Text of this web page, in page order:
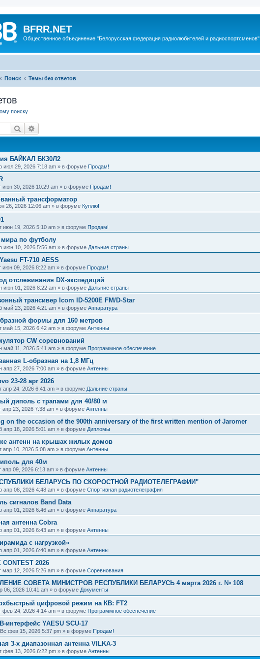
BFRR.NET
Общественное объединение "Белорусская федерация радиолюбителей и радиоспортсменов"
Поиск Темы без ответов
поиску
Поиск
БАЙКАЛ БК30Л2
июл 29, 2026 7:18 am » в форуме Продам!
июн 30, 2026 10:29 am » в форуме Продам!
трансформатор
26, 2026 12:06 am » в форуме Куплю!
июн 19, 2026 5:10 am » в форуме Продам!
по футболу
июн 10, 2026 5:56 am » в форуме Дальние страны
FT-710 AESS
июн 09, 2026 8:22 am » в форуме Продам!
отслеживания DX-экспедиций
июн 01, 2026 8:22 am » в форуме Дальние страны
трансивер Icom ID-5200E FM/D-Star
май 23, 2026 4:21 am » в форуме Аппаратура
формы для 160 метров
май 15, 2026 6:42 am » в форуме Антенны
CW соревнований
май 11, 2026 5:41 am » в форуме Программное обеспечение
L-образная на 1,8 МГц
апр 27, 2026 7:00 am » в форуме Антенны
23-28 apr 2026
апр 24, 2026 6:41 am » в форуме Дальние страны
диполь с трапами для 40/80 м
апр 23, 2026 7:38 am » в форуме Антенны
on the occasion of the 900th anniversary of the first written mention of Jaromer
апр 18, 2026 5:01 am » в форуме Дипломы
антенн на крышах жилых домов
апр 10, 2026 5:08 am » в форуме Антенны
для 40м
апр 09, 2026 6:13 am » в форуме Антенны
БЕЛАРУСЬ ПО СКОРОСТНОЙ РАДИОТЕЛЕГРАФИИ"
апр 08, 2026 4:48 am » в форуме Спортивная радиотелеграфия
сигналов Band Data
апр 01, 2026 6:46 am » в форуме Аппаратура
антенна Cobra
апр 01, 2026 6:43 am » в форуме Антенны
с нагрузкой»
апр 01, 2026 6:40 am » в форуме Антенны
CONTEST 2026
мар 12, 2026 5:26 am » в форуме Соревнования
СОВЕТА МИНИСТРОВ РЕСПУБЛИКИ БЕЛАРУСЬ 4 марта 2026 г. № 108
06, 2026 10:41 am » в форуме Документы
цифровой режим на КВ: FT2
фев 24, 2026 4:14 am » в форуме Программное обеспечение
интерфейс YAESU SCU-17
Вс фев 15, 2026 5:37 pm » в форуме Продам!
3-х диапазонная антенна VILKA-3
фев 13, 2026 6:22 pm » в форуме Антенны